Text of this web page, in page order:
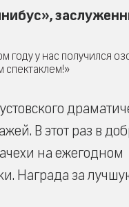
году у нас получился
спектаклем!»
В этот раз в
на ежегодном
Награда за